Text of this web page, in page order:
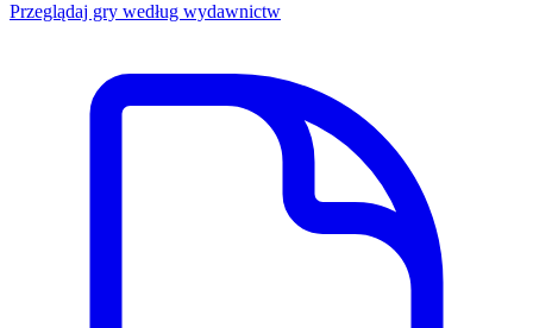
Przeglądaj gry według wydawnictw